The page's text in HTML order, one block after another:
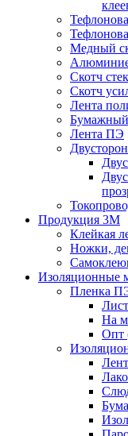
Медный
Скотч
Скотч
Лента
Бумажный
Лента ПЭ
Продукция 3M
Клейкая
Ножки,
Изоляционные
Пленка
На
Опт